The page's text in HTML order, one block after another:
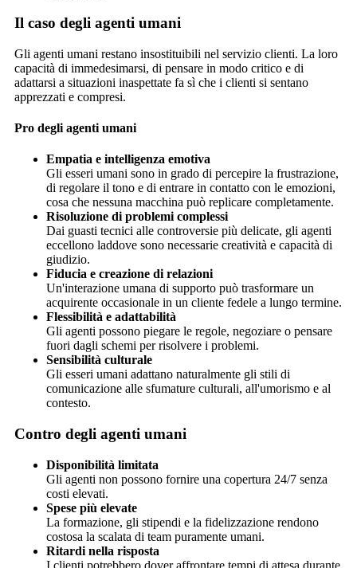
Il caso degli agenti umani
Gli agenti umani restano insostituibili nel servizio clienti. La loro
capacità di immedesimarsi, di pensare in modo critico e di
adattarsi a situazioni inaspettate fa sì che i clienti si sentano
apprezzati e compresi.
Pro degli agenti umani
Empatia e intelligenza emotiva
Gli esseri umani sono in grado di percepire la frustrazione,
di regolare il tono e di entrare in contatto con le emozioni,
cosa che nessuna macchina può replicare completamente.
Risoluzione di problemi complessi
Dai guasti tecnici alle controversie più delicate, gli agenti
eccellono laddove sono necessarie creatività e capacità di
giudizio.
Fiducia e creazione di relazioni
Un'interazione umana di supporto può trasformare un
acquirente occasionale in un cliente fedele a lungo termine.
Flessibilità e adattabilità
Gli agenti possono piegare le regole, negoziare o pensare
fuori dagli schemi per risolvere i problemi.
Sensibilità culturale
Gli esseri umani adattano naturalmente gli stili di
comunicazione alle sfumature culturali, all'umorismo e al
contesto.
Contro degli agenti umani
Disponibilità limitata
Gli agenti non possono fornire una copertura 24/7 senza
costi elevati.
Spese più elevate
La formazione, gli stipendi e la fidelizzazione rendono
costosa la scalata di team puramente umani.
Ritardi nella risposta
I clienti potrebbero dover affrontare tempi di attesa durante